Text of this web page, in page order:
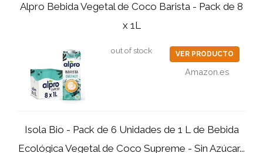
Alpro Bebida Vegetal de Coco Barista - Pack de 8
x 1L
out of stock VER PRODUCTO
Amazon.es
Isola Bio - Pack de 6 Unidades de 1 L de Bebida
Ecológica Vegetal de Coco Supreme - Sin Azúcar...